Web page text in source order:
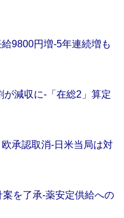
9800円増‐5年連続増も
が減収に‐「在総2」算定
承認取消‐日米当局は対
を了承‐薬安定供給への